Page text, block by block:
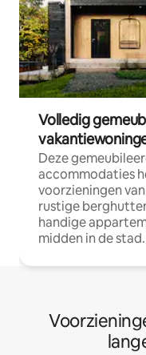
Volledig
Deze
accommodaties
voorzieningen
rustige
handige
midden in de stad.